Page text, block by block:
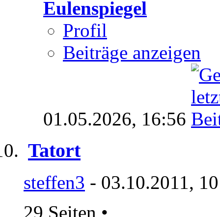
Eulenspiegel
Profil
Beiträge anzeigen
01.05.2026, 16:56
Tatort
steffen3 - 03.10.2011,
29 Seiten •